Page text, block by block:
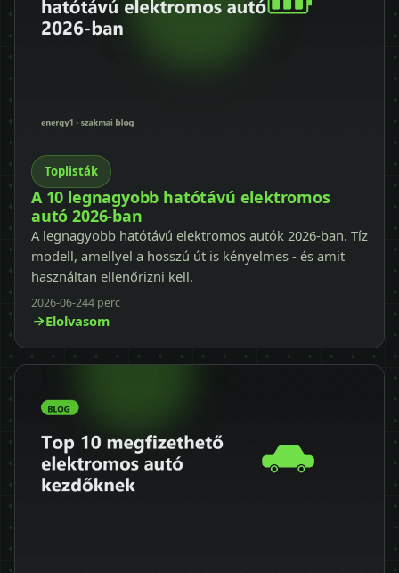
Toplisták
A 10 legnagyobb hatótávú elektromos
autó 2026-ban
A legnagyobb hatótávú elektromos autók 2026-ban. Tíz
modell, amellyel a hosszú út is kényelmes - és amit
használtan ellenőrizni kell.
2026-06-244 perc
Elolvasom